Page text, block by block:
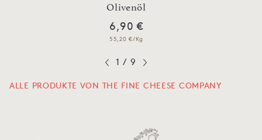
Olivenöl
6,90 €
55,20 €/Kg
1 / 9
ALLE PRODUKTE VON THE FINE CHEESE COMPANY